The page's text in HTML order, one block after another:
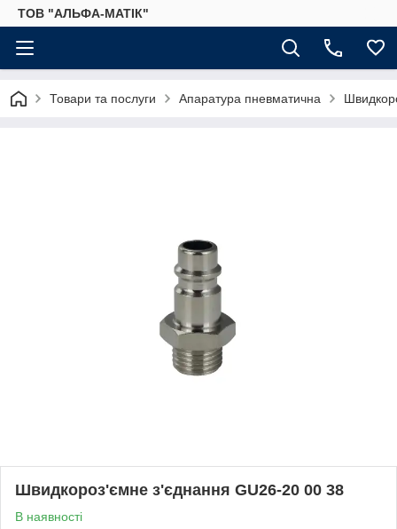
ТОВ "АЛЬФА-МАТІК"
Товари та послуги Апаратура пневматична
Швидкороз'ємне з'єднання GU26-20 00 38
В наявності